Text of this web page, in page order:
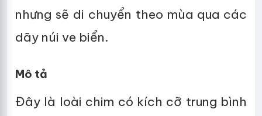
nhưng sẽ di chuyển theo mùa qua các
dãy núi ve biển.
Mô tả
Đây là loài chim có kích cỡ trung bình